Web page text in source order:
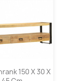
150 X 30 X